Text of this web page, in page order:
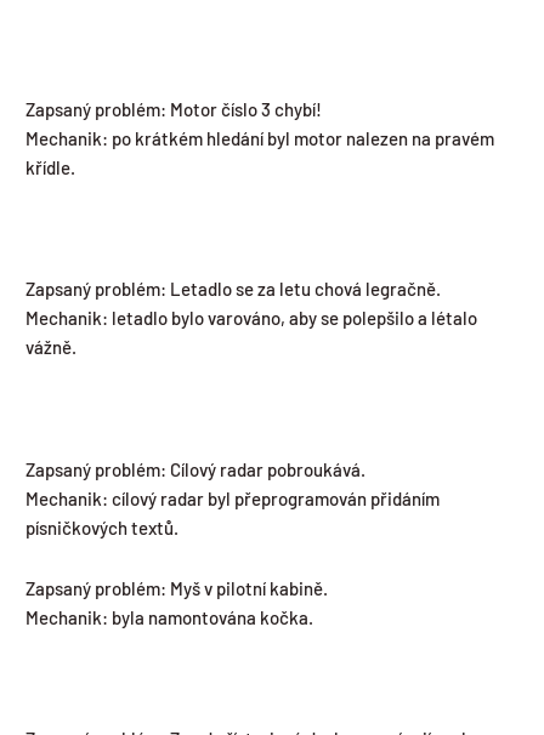
Zapsaný problém: Motor číslo 3 chybí!
Mechanik: po krátkém hledání byl motor nalezen na pravém
křídle.
Zapsaný problém: Letadlo se za letu chová legračně.
Mechanik: letadlo bylo varováno, aby se polepšilo a létalo
vážně.
Zapsaný problém: Cílový radar pobroukává.
Mechanik: cílový radar byl přeprogramován přidáním
písničkových textů.
Zapsaný problém: Myš v pilotní kabině.
Mechanik: byla namontována kočka.